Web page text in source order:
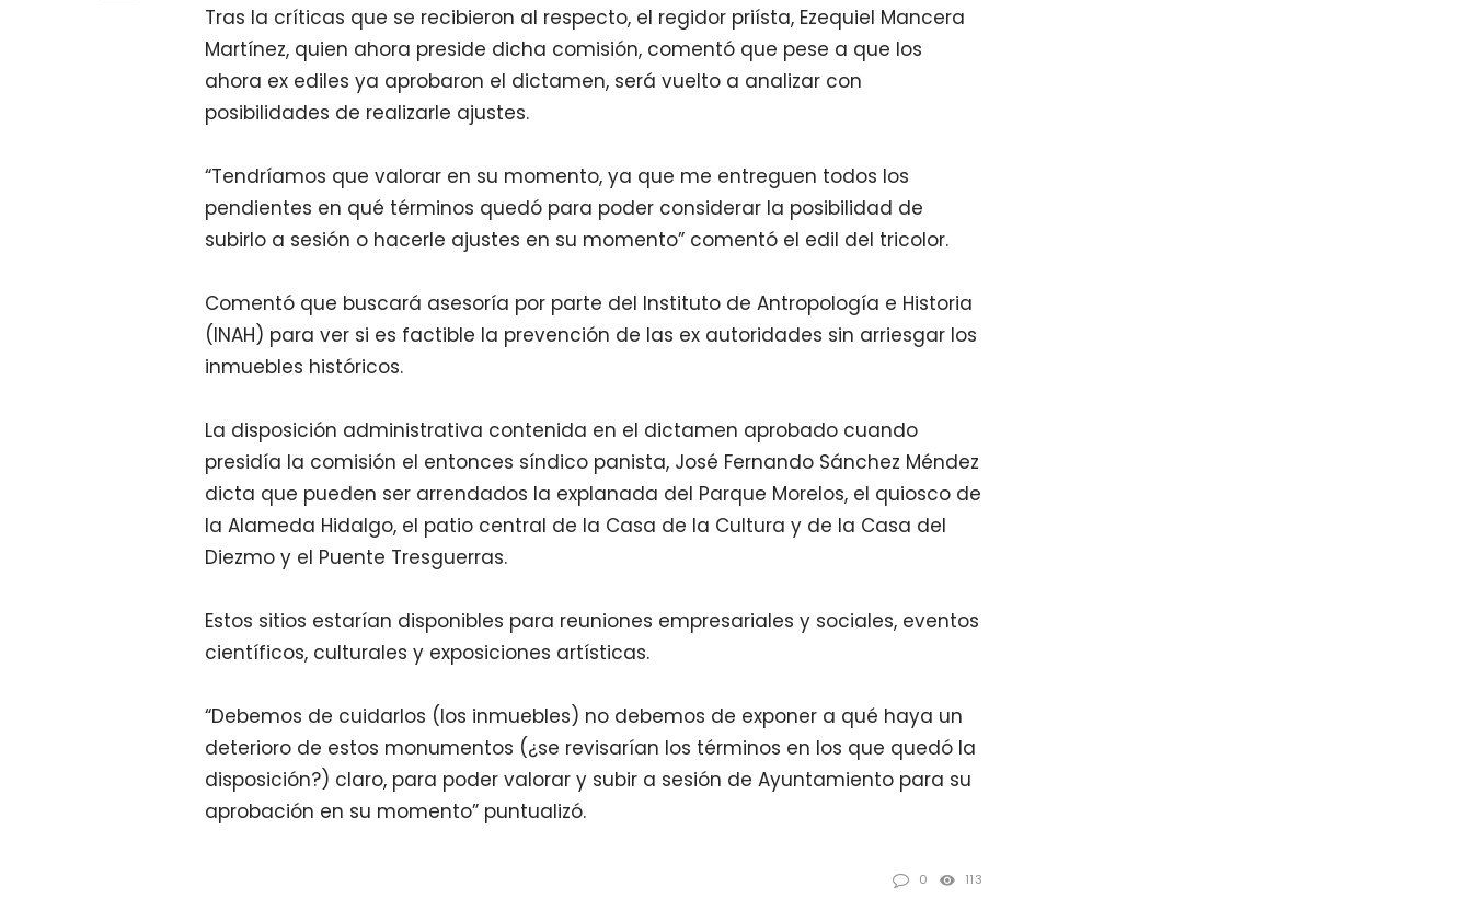
Tras la críticas que se recibieron al respecto, el regidor priísta, Ezequiel Mancera
Martínez, quien ahora preside dicha comisión, comentó que pese a que los
ahora ex ediles ya aprobaron el dictamen, será vuelto a analizar con
posibilidades de realizarle ajustes.
“Tendríamos que valorar en su momento, ya que me entreguen todos los
pendientes en qué términos quedó para poder considerar la posibilidad de
subirlo a sesión o hacerle ajustes en su momento” comentó el edil del tricolor.
Comentó que buscará asesoría por parte del Instituto de Antropología e Historia
(INAH) para ver si es factible la prevención de las ex autoridades sin arriesgar los
inmuebles históricos.
La disposición administrativa contenida en el dictamen aprobado cuando
presidía la comisión el entonces síndico panista, José Fernando Sánchez Méndez
dicta que pueden ser arrendados la explanada del Parque Morelos, el quiosco de
la Alameda Hidalgo, el patio central de la Casa de la Cultura y de la Casa del
Diezmo y el Puente Tresguerras.
Estos sitios estarían disponibles para reuniones empresariales y sociales, eventos
científicos, culturales y exposiciones artísticas.
“Debemos de cuidarlos (los inmuebles) no debemos de exponer a qué haya un
deterioro de estos monumentos (¿se revisarían los términos en los que quedó la
disposición?) claro, para poder valorar y subir a sesión de Ayuntamiento para su
aprobación en su momento” puntualizó.
0 113